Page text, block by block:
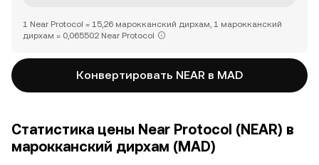
1 Near Protocol = 15,26 марокканский дирхам, 1 марокканский
дирхам = 0,065502 Near Protocol
Конвертировать NEAR в MAD
Статистика цены Near Protocol (NEAR) в
марокканский дирхам (MAD)